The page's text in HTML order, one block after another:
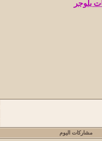
بلوجر
مشاركات اليوم